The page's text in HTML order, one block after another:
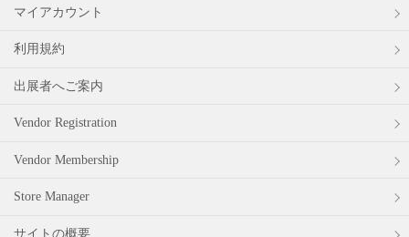
マイアカウント
利用規約
出展者へご案内
Vendor Registration
Vendor Membership
Store Manager
サイトの概要